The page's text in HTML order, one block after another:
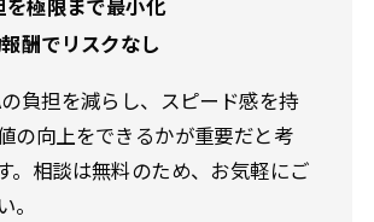
極限まで最小化
酬でリスクなし
負担を減らし、スピード感を持
の向上をできるかが重要だと考
。相談は無料のため、お気軽にご
。